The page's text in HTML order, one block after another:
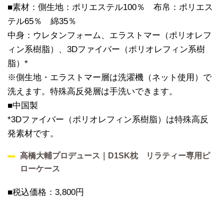
■素材：側生地：ポリエステル100％ 布帛：ポリエス
テル65％ 綿35％
中身：ウレタンフォーム、エラストマー（ポリオレフ
ィン系樹脂）、3Dファイバー（ポリオレフィン系樹
脂）*
※側生地・エラストマー層は洗濯機（ネット使用）で
洗えます。特殊高反発層は手洗いできます。
■中国製
*3Dファイバー（ポリオレフィン系樹脂）は特殊高反
発素材です。
高橋大輔プロデュース｜D1SK枕 リラティー専用ピ
ローケース
■税込価格：3,800円